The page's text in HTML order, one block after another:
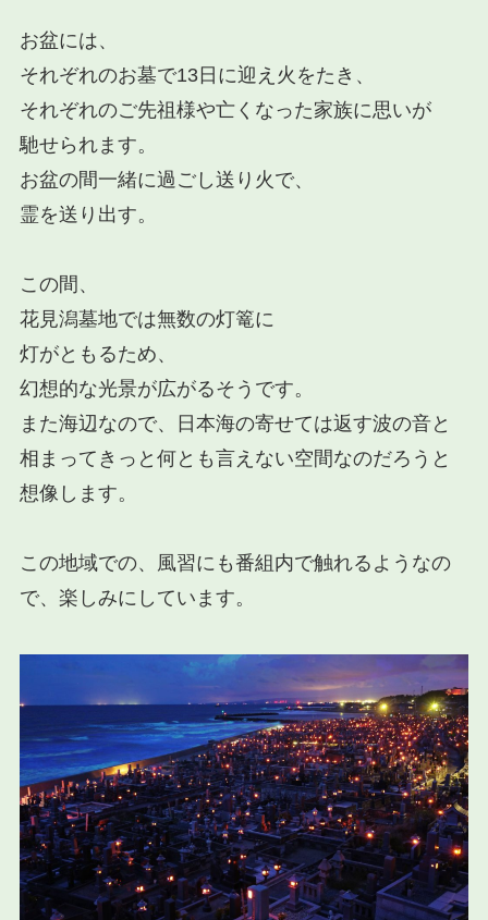
お盆には、
それぞれのお墓で13日に迎え火をたき、
それぞれのご先祖様や亡くなった家族に思いが
馳せられます。
お盆の間一緒に過ごし送り火で、
霊を送り出す。
この間、
花見潟墓地では無数の灯篭に
灯がともるため、
幻想的な光景が広がるそうです。
また海辺なので、日本海の寄せては返す波の音と
相まってきっと何とも言えない空間なのだろうと
想像します。
この地域での、風習にも番組内で触れるようなの
で、楽しみにしています。